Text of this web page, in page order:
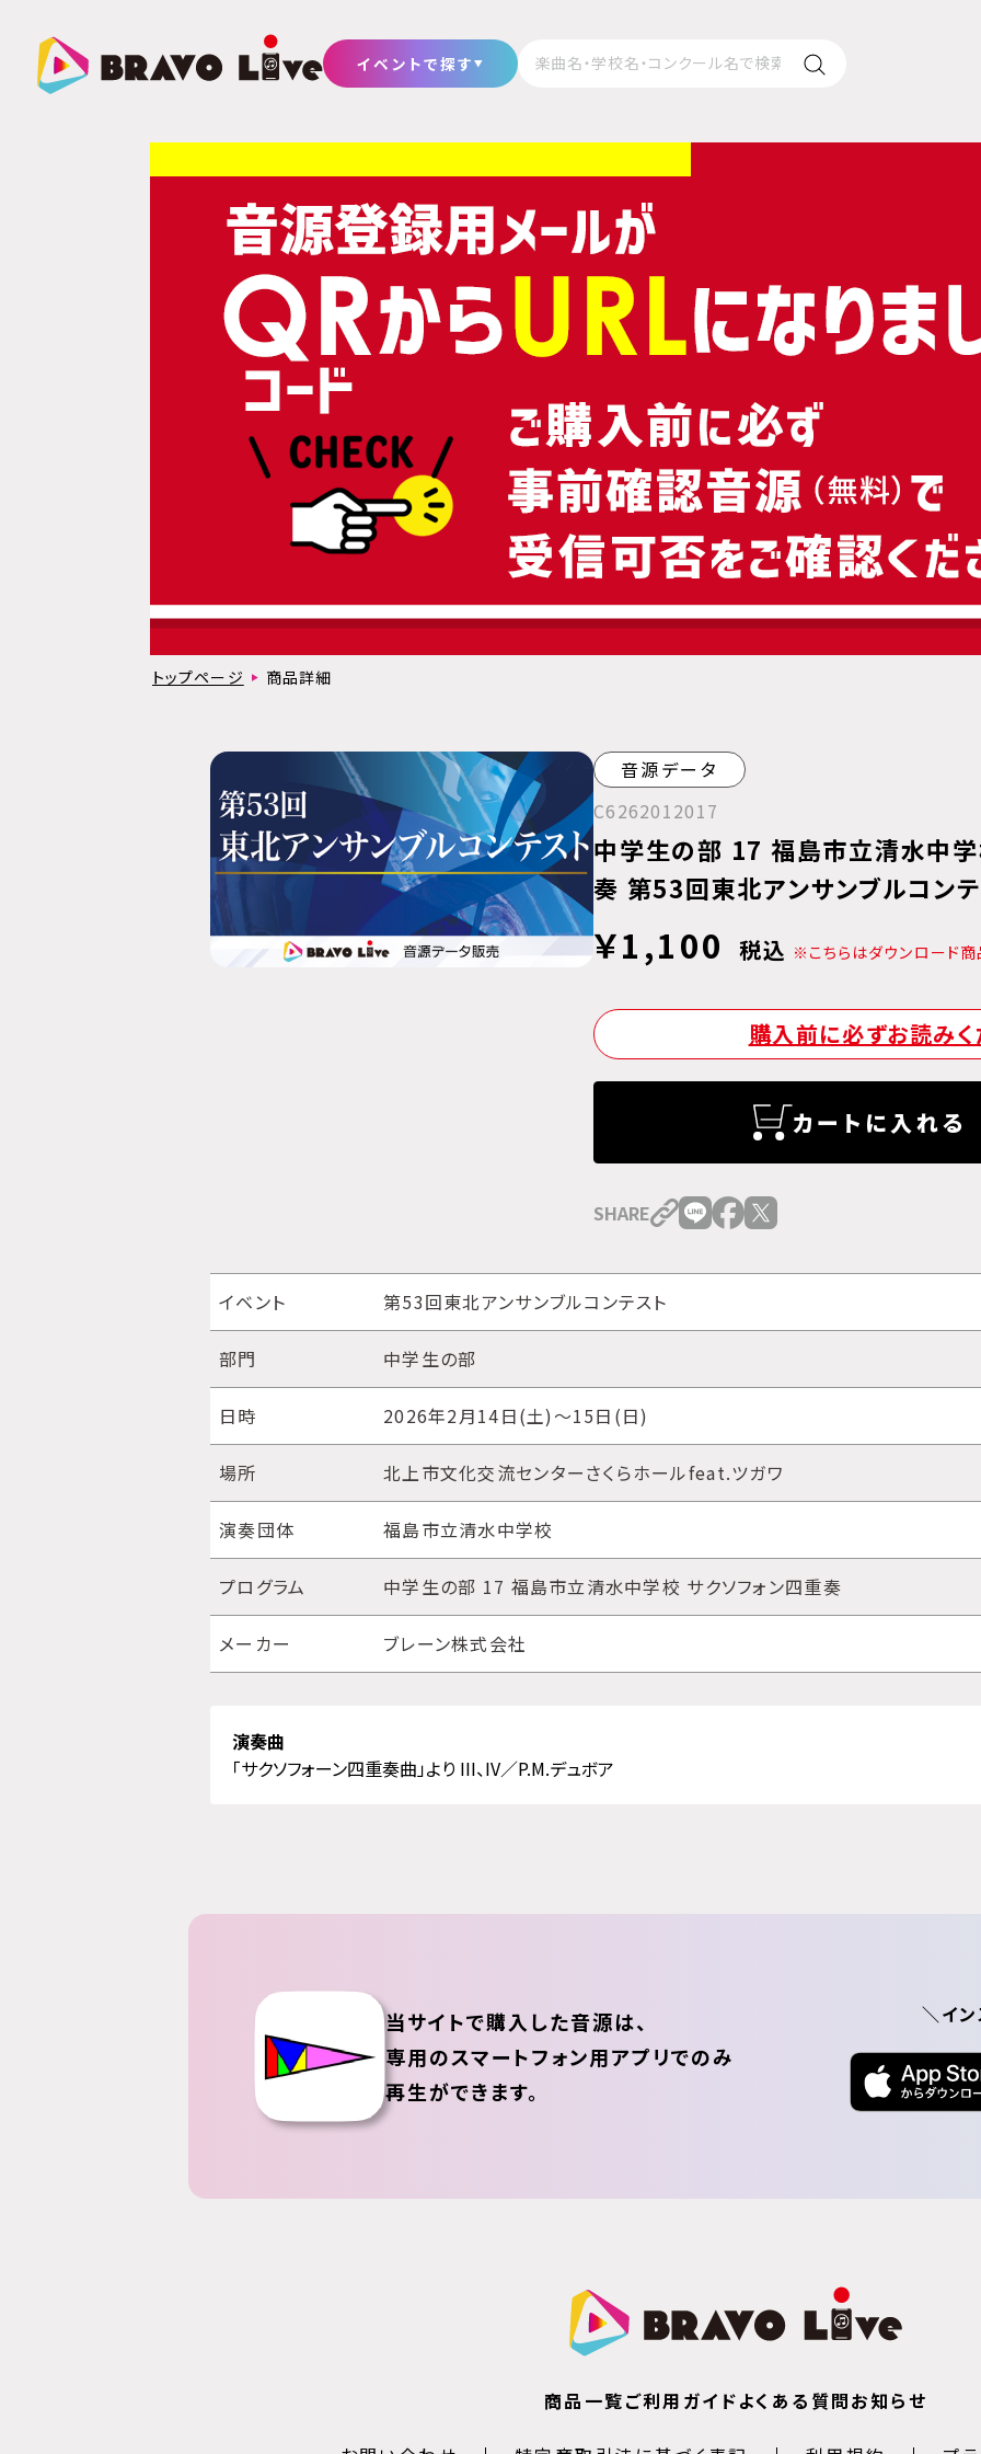
イベントで探す
トップページ 商品詳細
音源データ
C6262012017
中学生の部 17 福島市立清水中学
奏 第53回東北アンサンブルコン
￥1,100 税込 ※こちらはダウンロード
購入前に必ずお読み
カートに入れる
SHARE
イベント 第53回東北アンサンブルコンテスト
部門 中学生の部
日時 2026年2月14日(土)～15日(日)
場所 北上市文化交流センターさくらホールfeat.ツガワ
演奏団体 福島市立清水中学校
プログラム 中学生の部 17 福島市立清水中学校 サクソフォン四重奏
メーカー ブレーン株式会社
演奏曲
「サクソフォーン四重奏曲」より III、IV／P.M.デュボア
当サイトで購入した音源は、
専用のスマートフォン用アプリでのみ
再生ができます。
＼イ
商品一覧ご利用ガイドよくある質問お知らせ